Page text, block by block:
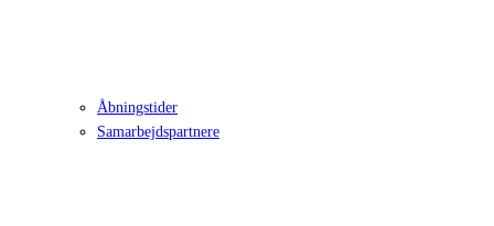
Åbningstider
Samarbejdspartnere